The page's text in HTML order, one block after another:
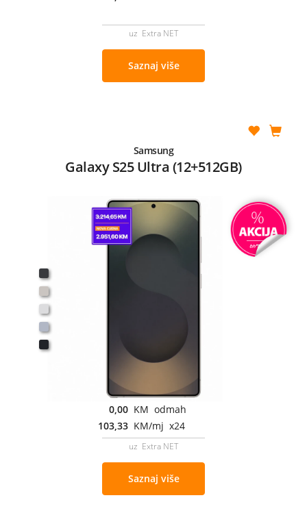
uz Extra NET
Saznaj više
Samsung
Galaxy S25 Ultra (12+512GB)
0,00 KM odmah
103,33 KM/mj x24
uz Extra NET
Saznaj više